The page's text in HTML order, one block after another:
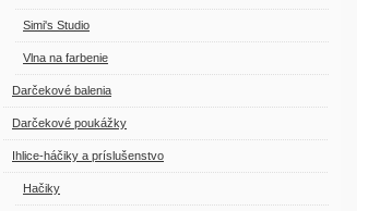
Simi's Studio
Vlna na farbenie
Darčekové balenia
Darčekové poukážky
Ihlice-háčiky a príslušenstvo
Hačiky